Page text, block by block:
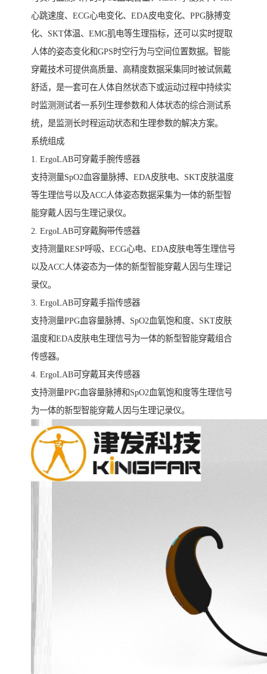
心跳速度、ECG心电变化、EDA皮电变化、PPG脉搏变
化、SKT体温、EMG肌电等生理指标，还可以实时提取
人体的姿态变化和GPS时空行为与空间位置数据。智能
穿戴技术可提供高质量、高精度数据采集同时被试佩戴
舒适，是一套可在人体自然状态下或运动过程中持续实
时监测测试者一系列生理参数和人体状态的综合测试系
统，是监测长时程运动状态和生理参数的解决方案。
系统组成
1. ErgoLAB可穿戴手腕传感器
支持测量SpO2血容量脉搏、EDA皮肤电、SKT皮肤温度
等生理信号以及ACC人体姿态数据采集为一体的新型智
能穿戴人因与生理记录仪。
2. ErgoLAB可穿戴胸带传感器
支持测量RESP呼吸、ECG心电、EDA皮肤电等生理信号
以及ACC人体姿态为一体的新型智能穿戴人因与生理记
录仪。
3. ErgoLAB可穿戴手指传感器
支持测量PPG血容量脉搏、SpO2血氧饱和度、SKT皮肤
温度和EDA皮肤电生理信号为一体的新型智能穿戴组合
传感器。
4. ErgoLAB可穿戴耳夹传感器
支持测量PPG血容量脉搏和SpO2血氧饱和度等生理信号
为一体的新型智能穿戴人因与生理记录仪。